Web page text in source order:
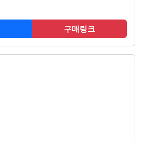
구매링크